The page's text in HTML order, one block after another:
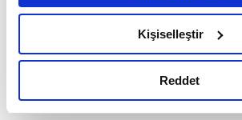
belirleyebilirsiniz. Çerezlere ilişkin
Ayarlar butonuna tıklayabilir,Çerez
Metnimizi ziyaret edebilirsiniz.
okumak ve sitemizi ziyaretiniz
Kişiselleştir
Reddet